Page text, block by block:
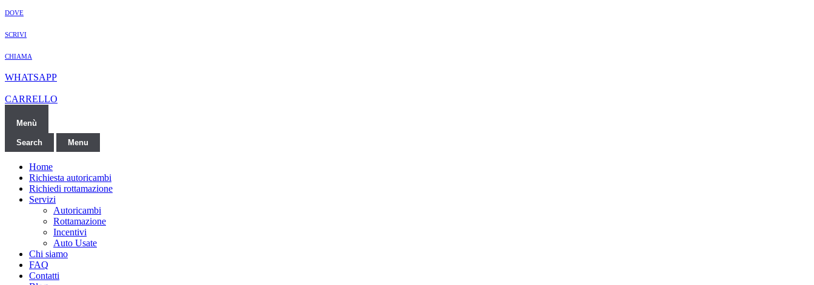
DOVE
SCRIVI
CHIAMA
WHATSAPP
CARRELLO
Menù
Search Menu
Home
Richiesta autoricambi
Richiedi rottamazione
Servizi
Autoricambi
Rottamazione
Incentivi
Auto Usate
Chi siamo
FAQ
Contatti